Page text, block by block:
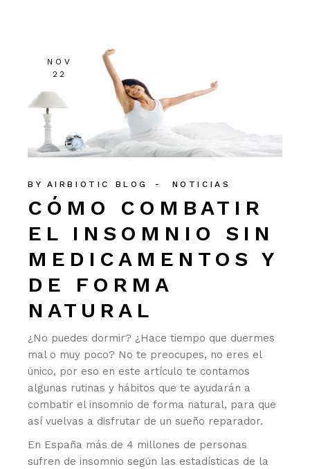
NOV
22
BY AIRBIOTIC BLOG NOTICIAS
CÓMO COMBATIR
EL INSOMNIO SIN
MEDICAMENTOS Y
DE FORMA
NATURAL
¿No puedes dormir? ¿Hace tiempo que duermes
mal o muy poco? No te preocupes, no eres el
único, por eso en este artículo te contamos
algunas rutinas y hábitos que te ayudarán a
combatir el insomnio de forma natural, para que
así vuelvas a disfrutar de un sueño reparador.
En España más de 4 millones de personas
sufren de insomnio según las estadísticas de la